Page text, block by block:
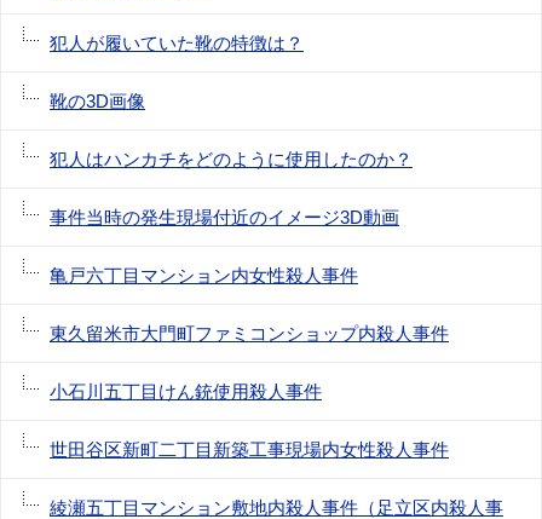
犯人が履いていた靴の特徴は？
靴の3D画像
犯人はハンカチをどのように使用したのか？
事件当時の発生現場付近のイメージ3D動画
亀戸六丁目マンション内女性殺人事件
東久留米市大門町ファミコンショップ内殺人事件
小石川五丁目けん銃使用殺人事件
世田谷区新町二丁目新築工事現場内女性殺人事件
綾瀬五丁目マンション敷地内殺人事件（足立区内殺人事